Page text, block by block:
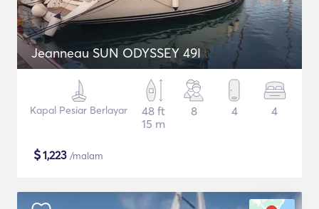
Jeanneau SUN ODYSSEY 49I
Kapal Pesiar Berlayar
48 ft
15 m
8 4 4
$1,223 /malam